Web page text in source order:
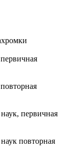
первичная
повторная